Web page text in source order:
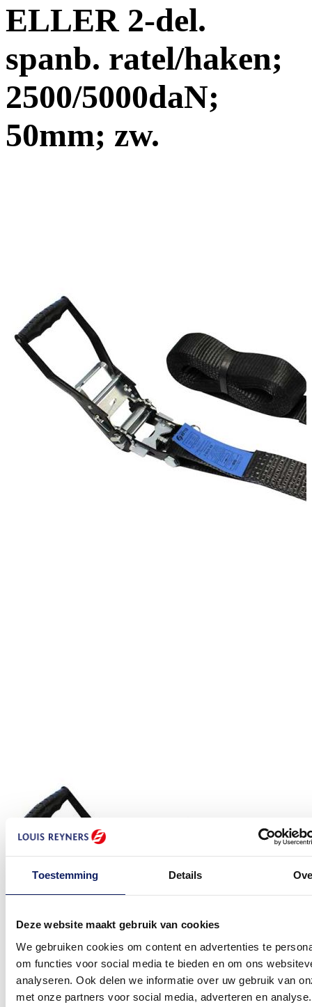
Toestemming Details
Deze website maakt gebruik van cookies
We gebruiken cookies om content en advertenties te
om functies voor social media te bieden en om ons
analyseren. Ook delen we informatie over uw gebruik van
met onze partners voor social media, adverteren en
ELLER 2-del.
spanb. ratel/haken;
2500/5000daN;
50mm; zw.